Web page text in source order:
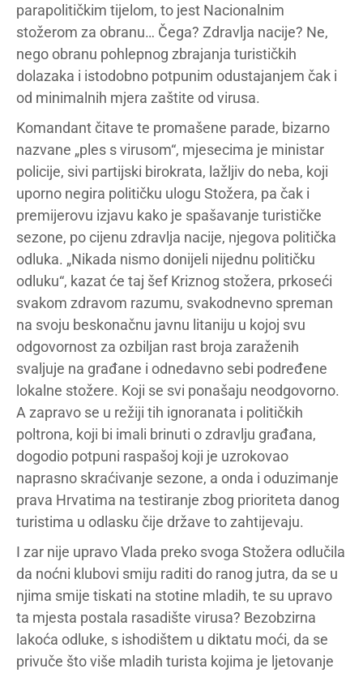
parapolitičkim tijelom, to jest Nacionalnim
stožerom za obranu… Čega? Zdravlja nacije? Ne,
nego obranu pohlepnog zbrajanja turističkih
dolazaka i istodobno potpunim odustajanjem čak i
od minimalnih mjera zaštite od virusa.
Komandant čitave te promašene parade, bizarno
nazvane „ples s virusom“, mjesecima je ministar
policije, sivi partijski birokrata, lažljiv do neba, koji
uporno negira političku ulogu Stožera, pa čak i
premijerovu izjavu kako je spašavanje turističke
sezone, po cijenu zdravlja nacije, njegova politička
odluka. „Nikada nismo donijeli nijednu političku
odluku“, kazat će taj šef Kriznog stožera, prkoseći
svakom zdravom razumu, svakodnevno spreman
na svoju beskonačnu javnu litaniju u kojoj svu
odgovornost za ozbiljan rast broja zaraženih
svaljuje na građane i odnedavno sebi podređene
lokalne stožere. Koji se svi ponašaju neodgovorno.
A zapravo se u režiji tih ignoranata i političkih
poltrona, koji bi imali brinuti o zdravlju građana,
dogodio potpuni raspašoj koji je uzrokovao
naprasno skraćivanje sezone, a onda i oduzimanje
prava Hrvatima na testiranje zbog prioriteta danog
turistima u odlasku čije države to zahtijevaju.
I zar nije upravo Vlada preko svoga Stožera odlučila
da noćni klubovi smiju raditi do ranog jutra, da se u
njima smije tiskati na stotine mladih, te su upravo
ta mjesta postala rasadište virusa? Bezobzirna
lakoća odluke, s ishodištem u diktatu moći, da se
privuče što više mladih turista kojima je ljetovanje